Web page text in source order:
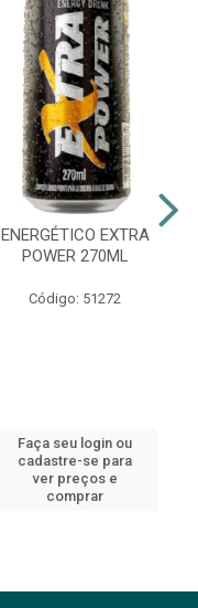
ENERGÉTICO EXTRA
POWER 270ML
Código: 51272
Faça seu login ou
cadastre-se para
ver preços e
comprar